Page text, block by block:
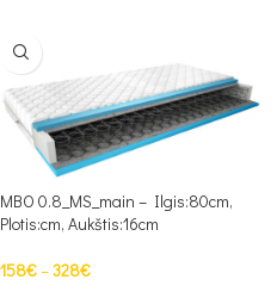
MBO 0.8_MS_main – Ilgis:80cm,
Plotis:cm, Aukštis:16cm
158€–328€